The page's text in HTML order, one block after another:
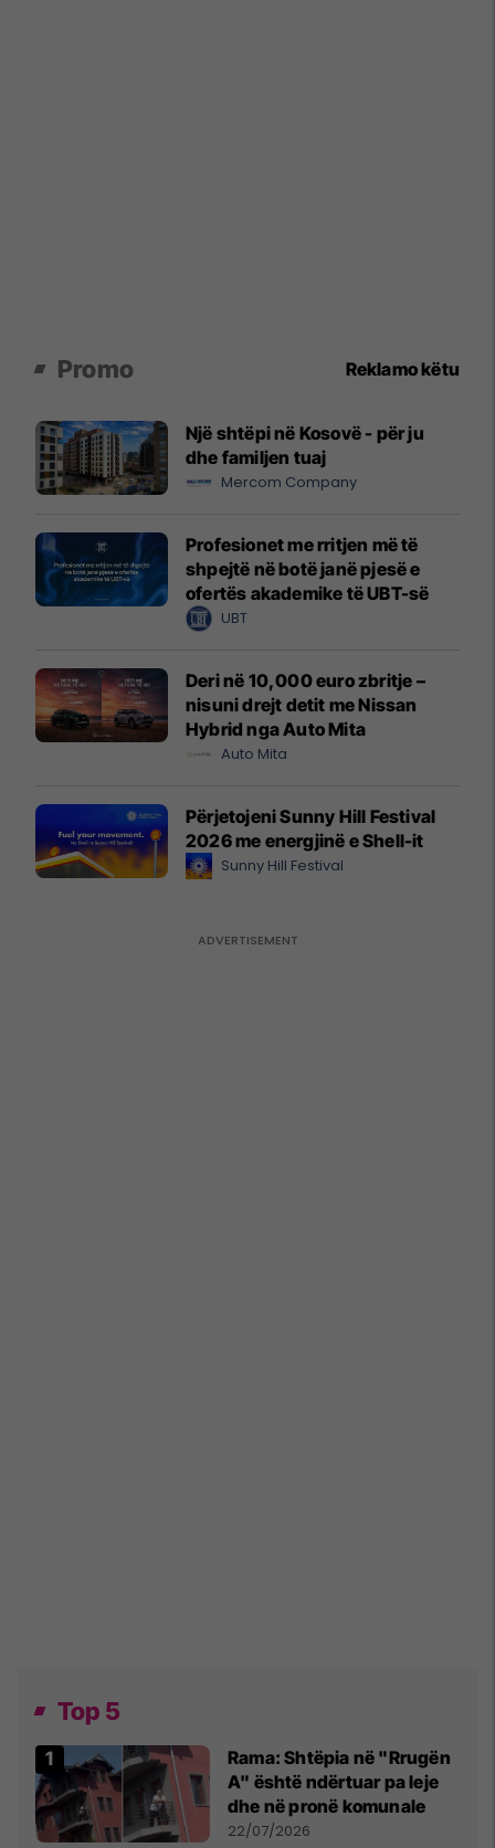
Promo Reklamo këtu
Një shtëpi në Kosovë - për ju
dhe familjen tuaj
Mercom Company
Profesionet me rritjen më të
shpejtë në botë janë pjesë e
ofertës akademike të UBT-së
UBT
Deri në 10,000 euro zbritje –
nisuni drejt detit me Nissan
Hybrid nga Auto Mita
Auto Mita
Përjetojeni Sunny Hill Festival
2026 me energjinë e Shell-it
Sunny Hill Festival
Top 5
Rama: Shtëpia në "Rrugën
A" është ndërtuar pa leje
dhe në pronë komunale
22/07/2026